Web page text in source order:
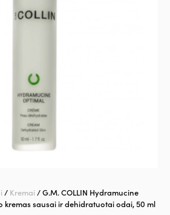
/ Kremai / G.M. COLLIN Hydramucine
kremas sausai ir dehidratuotai odai, 50 ml